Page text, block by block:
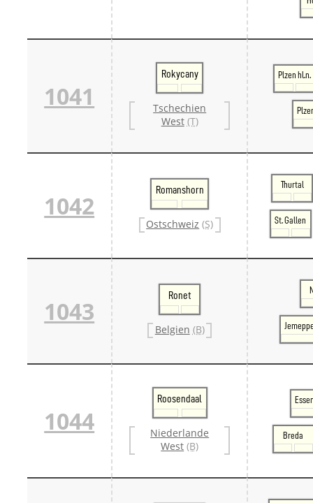
1041
Rokycany
Tschechien
West (T)
Plzen hl.n.
1042
Romanshorn
Ostschweiz (S)
Thurtal
St. Gallen
1043
Ronet
Belgien (B)
1044
Roosendaal
Niederlande
West (B)
Breda